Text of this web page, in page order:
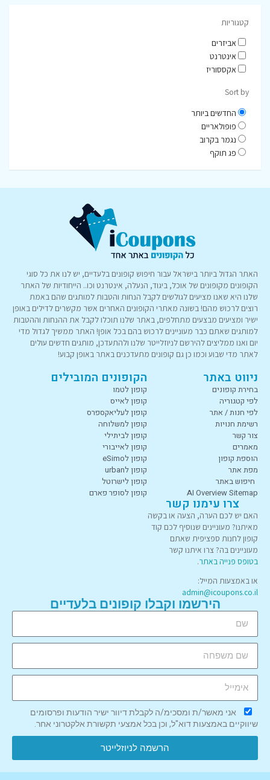
קטגוריות
אביזרים
אינטרנט
אקססוריז
Sort by
החדשים ביותר
פופולאריים
נגמר בקרוב
פג תוקף
האתר הגדול ביותר בישראל עבור חיפוש קופונים בלעדיים, יש לנו את כל סוגי
הקופונים מקופונים של אוכל, ביגוד, הנעלה, אינטרנט וכו.. הייחודיות של האתר
שלנו היא שאנו מציעים לגולשים לקבל הנחות והטבות למותגים שהם באמת
רוצים לרכוש מהם! בשונה מאתרי הקופונים האחרים אשר מקשרים לדילים באופן
ישיר ומציעים מבצעים מתחלפים, באתר שלנו תוכלו לקבל את ההנחות וההטבות
למותגים שאתם כבר מעוניינים לרכוש בהם בכל אופן! האתר ממשיך לגדול מדי
יום ואנו ממליצים להירשם לניוזלייטר שלנו ולהתעדכן, מותגים חדשים עולים
לאתר מדי שבוע וכמו כן גם קופונים מתעדכנים באתר באופן קבוע!
ניווט באתר
בחירת קופונים
לפי קטגוריה
לפי חנות / אתר
רשימת חנויות
צור קשר
מאמרים
הוספת קופון
מפת אתר
חיפוש באתר
AI Overview Sitemap
הקופונים המובילים
קופון לטמו
קופון לאייס
קופון לעליאקספרס
קופון למשלוחה
קופון לביתילי
קופון לאייבורי
קופון לeSimo
קופון לurban
קופון לישרוטל
קופון לסופר פארם
צרו עימנו קשר
האם יש לכם הערה, הצעה או בקשה
מאיתנו? מעוניינים שנוסיף לכם קוד
קופון לחנות ספציפית שאתם
מעוניינים בה? צרו איתנו קשר
בטופס פנייה באתר.
או באמצעות המייל:
admin@icoupons.co.il
הירשמו וקבלו קופונים בלעדיים
אני מאשר/ת ומסכימ/ה לקבלת דיוור ישיר הודעות ופרסומים
שיווקיים באמצעות דוא"ל, וכן בכל אמצעי תקשורת אלקטרוני אחר.
הרשמה לניוזלייטר